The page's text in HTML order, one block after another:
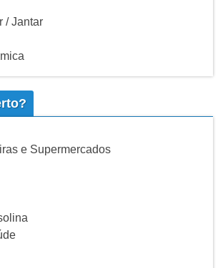
/ Jantar
e Supermercados